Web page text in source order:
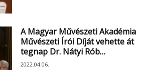
A Magyar Művészeti Akadémia
Művészeti Írói Díját vehette át
tegnap Dr. Nátyi Rób…
2022.04.06.